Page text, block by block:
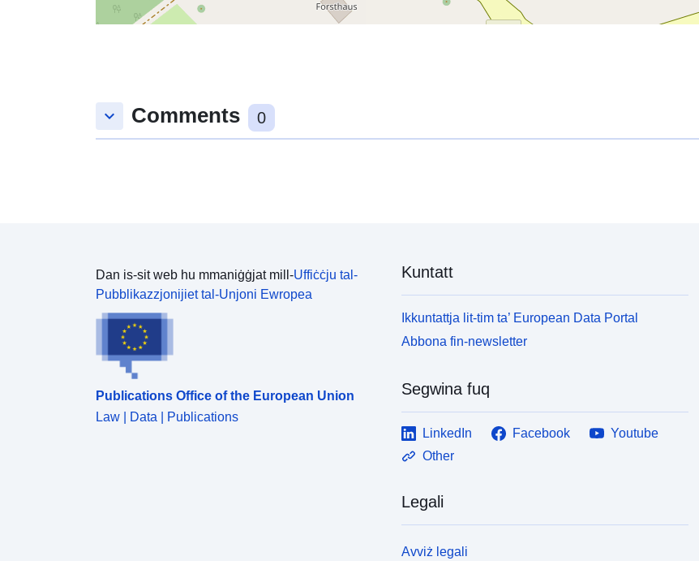
keyboard_arrow_down Comments 0
Dan is-sit web hu mmaniġġjat mill-Uffiċċju tal-
Pubblikazzjonijiet tal-Unjoni Ewropea
Publications Office of the European Union
Law | Data | Publications
Kuntatt
Ikkuntattja lit-tim ta’ European Data Portal
Abbona fin-newsletter
Segwina fuq
LinkedIn Facebook
Youtube
Other
Legali
Avviż legali